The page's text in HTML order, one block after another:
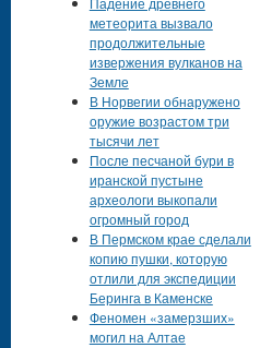
метеорита вызвало
продолжительные
извержения вулканов на
Земле
В Норвегии обнаружено
оружие возрастом три
тысячи лет
После песчаной бури в
иранской пустыне
археологи выкопали
огромный город
В Пермском крае сделали
копию пушки, которую
отлили для экспедиции
Беринга в Каменске
Феномен «замерзших»
могил на Алтае